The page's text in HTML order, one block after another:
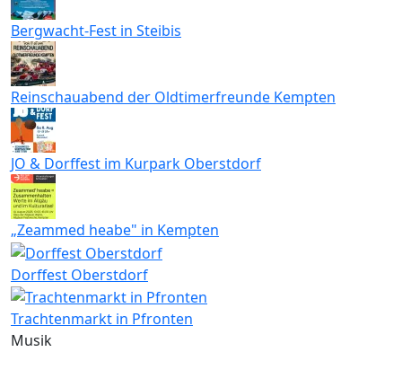
Bergwacht-Fest in Steibis
Reinschauabend der Oldtimerfreunde Kempten
JO & Dorffest im Kurpark Oberstdorf
„Zeammed heabe" in Kempten
Dorffest Oberstdorf
Trachtenmarkt in Pfronten
Musik